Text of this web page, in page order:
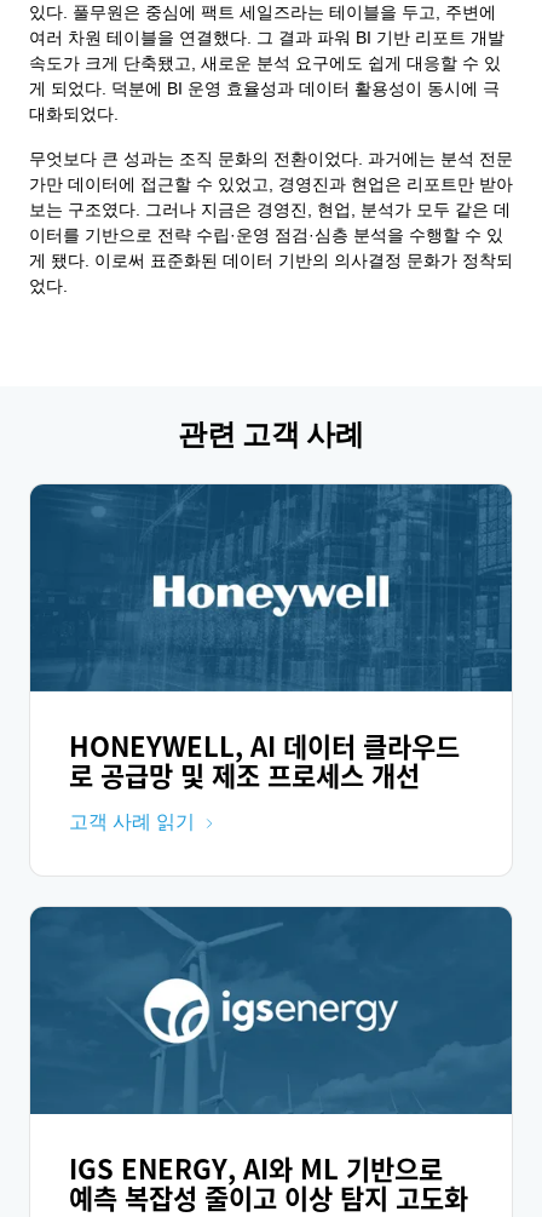
있다. 풀무원은 중심에 팩트 세일즈라는 테이블을 두고, 주변에
여러 차원 테이블을 연결했다. 그 결과 파워 BI 기반 리포트 개발
속도가 크게 단축됐고, 새로운 분석 요구에도 쉽게 대응할 수 있
게 되었다. 덕분에 BI 운영 효율성과 데이터 활용성이 동시에 극
대화되었다.
무엇보다 큰 성과는 조직 문화의 전환이었다. 과거에는 분석 전문
가만 데이터에 접근할 수 있었고, 경영진과 현업은 리포트만 받아
보는 구조였다. 그러나 지금은 경영진, 현업, 분석가 모두 같은 데
이터를 기반으로 전략 수립·운영 점검·심층 분석을 수행할 수 있
게 됐다. 이로써 표준화된 데이터 기반의 의사결정 문화가 정착되
었다.
관련 고객 사례
HONEYWELL, AI 데이터 클라우드
로 공급망 및 제조 프로세스 개선
고객 사례 읽기
IGS ENERGY, AI와 ML 기반으로
예측 복잡성 줄이고 이상 탐지 고도화